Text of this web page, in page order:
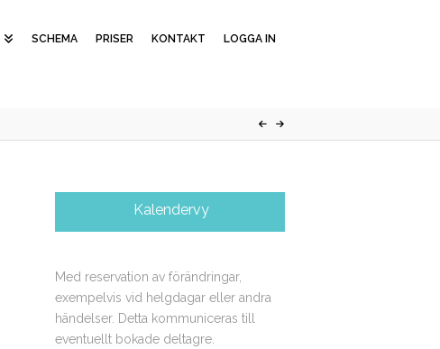
SCHEMA PRISER KONTAKT LOGGA IN
Kalendervy
Med reservation av förändringar,
exempelvis vid helgdagar eller andra
händelser. Detta kommuniceras till
eventuellt bokade deltagre.